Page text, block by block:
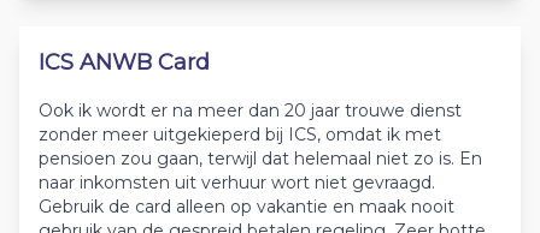
ICS ANWB Card
Ook ik wordt er na meer dan 20 jaar trouwe dienst
zonder meer uitgekieperd bij ICS, omdat ik met
pensioen zou gaan, terwijl dat helemaal niet zo is. En
naar inkomsten uit verhuur wort niet gevraagd.
Gebruik de card alleen op vakantie en maak nooit